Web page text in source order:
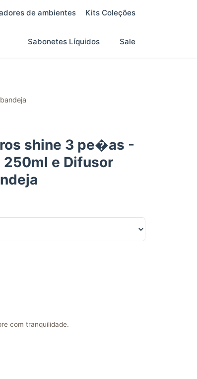
de ambientes Kits Coleções
Sabonetes Líquidos Sale
shine 3 pe�as -
e Difusor
com tranquilidade.